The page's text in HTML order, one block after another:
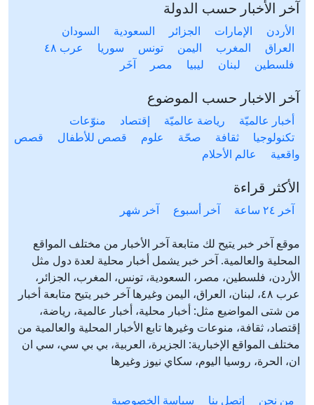
آخر الأخبار حسب الدولة
الأردن الإمارات الجزائر السعودية
السودان
العراق
المغرب اليمن تونس سوريا
عرب ٤٨
فلسطين
لبنان ليبيا مصر آخَر
آخر الاخبار حسب الموضوع
أخبار عالميّة رياضة عالميّة إقتصاد
منوّعات
تكنولوجيا
ثقافة صحّة علوم قصص للأطفال
قصص
واقعية
عالم الأحلام
الأكثر قراءة
آخر ٢٤ ساعة آخر أسبوع آخر شهر
موقع آخر خبر يتيح لك متابعة آخر الأخبار من مختلف المواقع
المحلية والعالمية. آخر خبر يشمل أخبار محلية لعدة دول مثل
الأردن، فلسطين، مصر، السعودية، تونس، المغرب، الجزائر،
عرب ٤٨، لبنان، العراق، اليمن وغيرها آخر خبر يتيح متابعة أخبار
من شتى المواضيع مثل: أخبار محلية، أخبار عالمية، رياضة،
إقتصاد، ثقافة، منوعات وغيرها تابع الأخبار المحلية والعالمية من
مختلف المواقع الإخبارية: الجزيرة، العربية، بي بي سي، سي ان
ان، الحرة، روسيا اليوم، سكاي نيوز وغيرها
من نحن إتصل بنا سياسة الخصوصية